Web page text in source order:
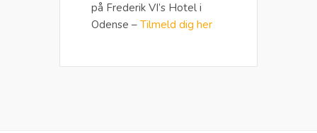
på Frederik VI’s Hotel i
Odense – Tilmeld dig her